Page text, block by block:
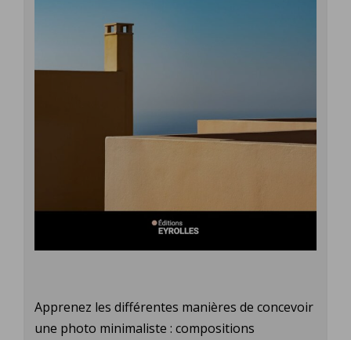
Apprenez les différentes manières de concevoir
une photo minimaliste : compositions